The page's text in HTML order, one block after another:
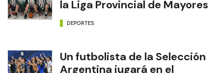
la Liga Provincial de Mayores
DEPORTES
Un futbolista de la Selección
Argentina jugará en el